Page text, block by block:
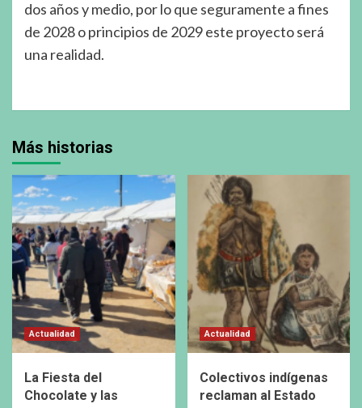
dos años y medio, por lo que seguramente a fines
de 2028 o principios de 2029 este proyecto será
una realidad.
Más historias
Actualidad
La Fiesta del
Chocolate y las
Actualidad
Colectivos indígenas
reclaman al Estado